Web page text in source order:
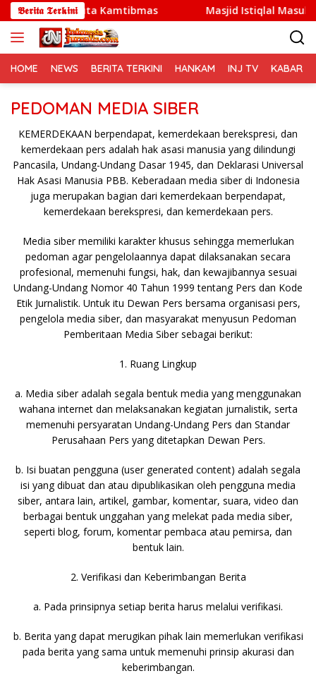
Langsung
ke
konten
𝕭𝖊𝖗𝖎𝖙𝖆 𝕿𝖊𝖗𝖐𝖎𝖓𝖎
Duta Kamtibmas Masjid Istiqlal Masuk Bursa Efek
HOME NEWS BERITA TERKINI HANKAM INJ TV KABAR
PEDOMAN MEDIA SIBER
KEMERDEKAAN berpendapat, kemerdekaan berekspresi, dan
kemerdekaan pers adalah hak asasi manusia yang dilindungi
Pancasila, Undang-Undang Dasar 1945, dan Deklarasi Universal
Hak Asasi Manusia PBB. Keberadaan media siber di Indonesia
juga merupakan bagian dari kemerdekaan berpendapat,
kemerdekaan berekspresi, dan kemerdekaan pers.
Media siber memiliki karakter khusus sehingga memerlukan
pedoman agar pengelolaannya dapat dilaksanakan secara
profesional, memenuhi fungsi, hak, dan kewajibannya sesuai
Undang-Undang Nomor 40 Tahun 1999 tentang Pers dan Kode
Etik Jurnalistik. Untuk itu Dewan Pers bersama organisasi pers,
pengelola media siber, dan masyarakat menyusun Pedoman
Pemberitaan Media Siber sebagai berikut:
1. Ruang Lingkup
a. Media siber adalah segala bentuk media yang menggunakan
wahana internet dan melaksanakan kegiatan jurnalistik, serta
memenuhi persyaratan Undang-Undang Pers dan Standar
Perusahaan Pers yang ditetapkan Dewan Pers.
b. Isi buatan pengguna (user generated content) adalah segala
isi yang dibuat dan atau dipublikasikan oleh pengguna media
siber, antara lain, artikel, gambar, komentar, suara, video dan
berbagai bentuk unggahan yang melekat pada media siber,
seperti blog, forum, komentar pembaca atau pemirsa, dan
bentuk lain.
2. Verifikasi dan Keberimbangan Berita
a. Pada prinsipnya setiap berita harus melalui verifikasi.
b. Berita yang dapat merugikan pihak lain memerlukan verifikasi
pada berita yang sama untuk memenuhi prinsip akurasi dan
keberimbangan.